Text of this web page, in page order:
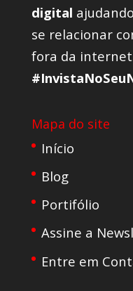
digital
se relacionar
fora da
Mapa do site
Início
Blog
Portifólio
Assine a
Entre em